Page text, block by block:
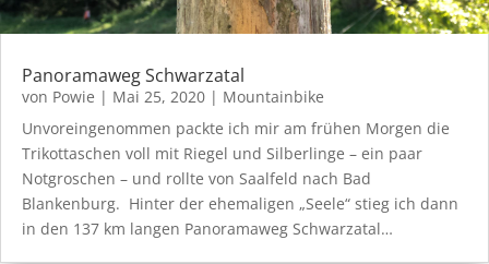
Panoramaweg Schwarzatal
von Powie | Mai 25, 2020 | Mountainbike
Unvoreingenommen packte ich mir am frühen Morgen die
Trikottaschen voll mit Riegel und Silberlinge – ein paar
Notgroschen – und rollte von Saalfeld nach Bad
Blankenburg. Hinter der ehemaligen „Seele“ stieg ich dann
in den 137 km langen Panoramaweg Schwarzatal…